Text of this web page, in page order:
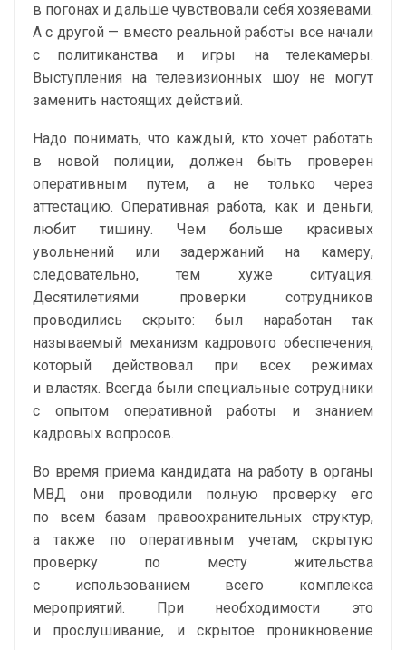
в погонах и дальше чувствовали себя хозяевами.
А с другой — вместо реальной работы все начали
с политиканства и игры на телекамеры.
Выступления на телевизионных шоу не могут
заменить настоящих действий.
Надо понимать, что каждый, кто хочет работать
в новой полиции, должен быть проверен
оперативным путем, а не только через
аттестацию. Оперативная работа, как и деньги,
любит тишину. Чем больше красивых
увольнений или задержаний на камеру,
следовательно, тем хуже ситуация.
Десятилетиями проверки сотрудников
проводились скрыто: был наработан так
называемый механизм кадрового обеспечения,
который действовал при всех режимах
и властях. Всегда были специальные сотрудники
с опытом оперативной работы и знанием
кадровых вопросов.
Во время приема кандидата на работу в органы
МВД они проводили полную проверку его
по всем базам правоохранительных структур,
а также по оперативным учетам, скрытую
проверку по месту жительства
с использованием всего комплекса
мероприятий. При необходимости это
и прослушивание, и скрытое проникновение